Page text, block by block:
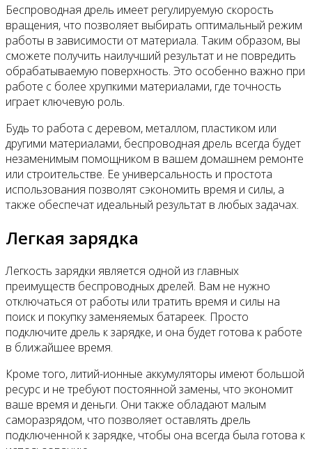
Беспроводная дрель имеет регулируемую скорость
вращения, что позволяет выбирать оптимальный режим
работы в зависимости от материала. Таким образом, вы
сможете получить наилучший результат и не повредить
обрабатываемую поверхность. Это особенно важно при
работе с более хрупкими материалами, где точность
играет ключевую роль.
Будь то работа с деревом, металлом, пластиком или
другими материалами, беспроводная дрель всегда будет
незаменимым помощником в вашем домашнем ремонте
или строительстве. Ее универсальность и простота
использования позволят сэкономить время и силы, а
также обеспечат идеальный результат в любых задачах.
Легкая зарядка
Легкость зарядки является одной из главных
преимуществ беспроводных дрелей. Вам не нужно
отключаться от работы или тратить время и силы на
поиск и покупку заменяемых батареек. Просто
подключите дрель к зарядке, и она будет готова к работе
в ближайшее время.
Кроме того, литий-ионные аккумуляторы имеют большой
ресурс и не требуют постоянной замены, что экономит
ваше время и деньги. Они также обладают малым
саморазрядом, что позволяет оставлять дрель
подключенной к зарядке, чтобы она всегда была готова к